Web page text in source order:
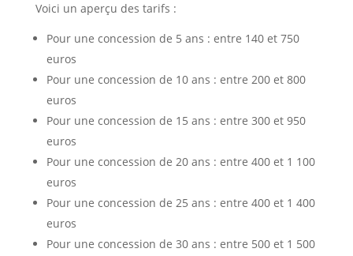
Voici un aperçu des tarifs :
Pour une concession de 5 ans : entre 140 et 750
euros
Pour une concession de 10 ans : entre 200 et 800
euros
Pour une concession de 15 ans : entre 300 et 950
euros
Pour une concession de 20 ans : entre 400 et 1 100
euros
Pour une concession de 25 ans : entre 400 et 1 400
euros
Pour une concession de 30 ans : entre 500 et 1 500